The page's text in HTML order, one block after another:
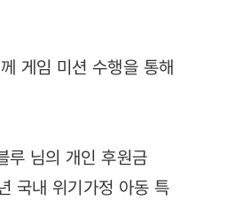
게임 미션 수행을 통해
루 님의 개인 후원금
국내 위기가정 아동 특